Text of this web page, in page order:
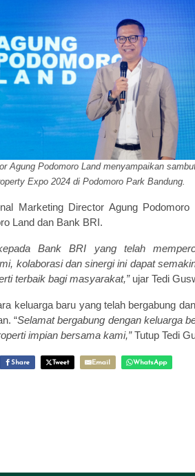
Agung Podomoro Land menyampaikan
Expo 2024 di Podomoro Park Bandung.
Marketing Director Agung
Land dan Bank BRI.
Bank BRI yang telah
kolaborasi dan sinergi ini dapat
terbaik bagi masyarakat,”ujar Tedi
keluarga baru yang telah bergabung
“Selamat bergabung dengan keluarga
impian bersama kami,”Tutup Tedi
Share Tweet Email WhatsApp